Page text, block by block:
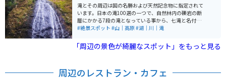
滝とその周辺は国の名勝および天然記念物に指定されて
います。日本の滝100選の一つで、自然林内の礫岩の断
層にかかる7段の滝となっている事から、七滝と名付け
られました。 この礫岩は子抱石といわれ、祀ることで子
として信仰されています。上から2番目・5番目の滝壺に
は深さ7メートルにおよぶ甌穴があります。 陰陽師の安
#絶景スポット #山｜高原#湖｜川｜滝
「周辺の景色が綺麗なスポット」をもっと見る
周辺のレストラン・カフェ